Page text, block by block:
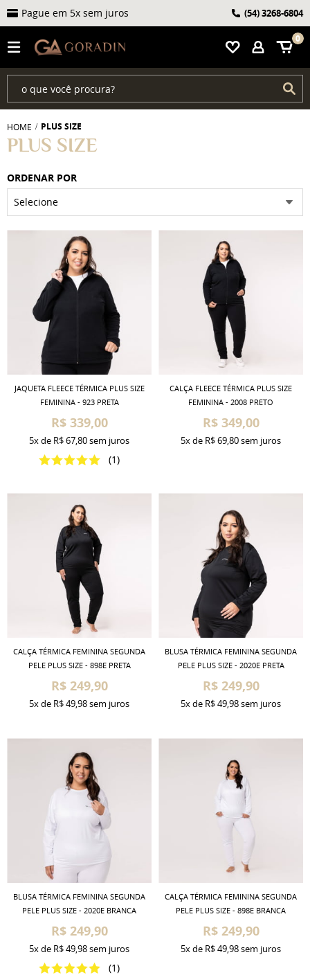
0
Pague em 5x sem juros (54)3268-6804
HOME PLUS SIZE
PLUS SIZE
ORDENAR POR
Selecione
JAQUETA FLEECE TÉRMICA PLUS SIZE
FEMININA - 923 PRETA
R$ 339,00
(1)
5xde R$ 67,80sem juros
CALÇA FLEECE TÉRMICA PLUS SIZE
FEMININA - 2008 PRETO
R$ 349,00
5xde R$ 69,80sem juros
CALÇA TÉRMICA FEMININA SEGUNDA
PELE PLUS SIZE - 898E PRETA
R$ 249,90
5xde R$ 49,98sem juros
BLUSA TÉRMICA FEMININA SEGUNDA
PELE PLUS SIZE - 2020E PRETA
R$ 249,90
5xde R$ 49,98sem juros
BLUSA TÉRMICA FEMININA SEGUNDA
PELE PLUS SIZE - 2020E BRANCA
R$ 249,90
(1)
5xde R$ 49,98sem juros
CALÇA TÉRMICA FEMININA SEGUNDA
PELE PLUS SIZE - 898E BRANCA
R$ 249,90
5xde R$ 49,98sem juros